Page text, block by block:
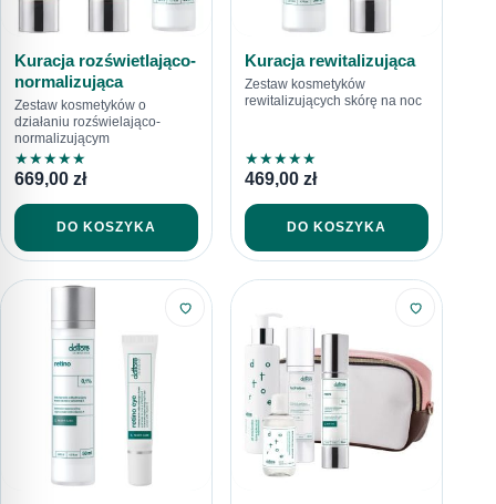
Kuracja rozświetlająco-
normalizująca
Zestaw kosmetyków o
działaniu rozświelająco-
normalizującym
★★★★★
669,00 zł
DO KOSZYKA
Kuracja rewitalizująca
Zestaw kosmetyków
rewitalizujących skórę na noc
★★★★★
469,00 zł
DO KOSZYKA